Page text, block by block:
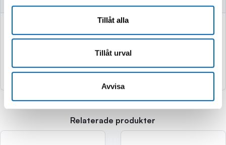
Tillåt alla
Tillåt urval
Avvisa
(599.0 kr exkl. moms)
Köp
(2396.0 kr exkl. moms)
Köp
Relaterade produkter